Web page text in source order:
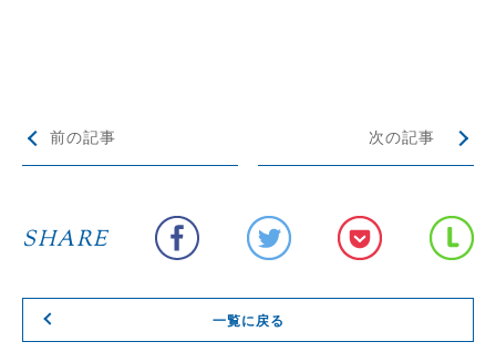
前の記事 次の記事
SHARE
一覧に戻る